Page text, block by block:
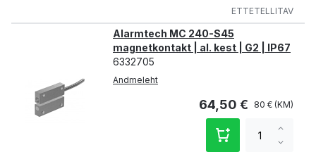
ETTETELLITAV
Alarmtech MC 240-S45
magnetkontakt | al. kest | G2 | IP67
6332705
Andmeleht
64,50 € 80 €
qty